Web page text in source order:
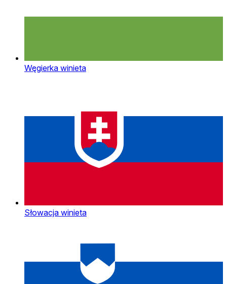
Węgierka winieta
Słowacja winieta